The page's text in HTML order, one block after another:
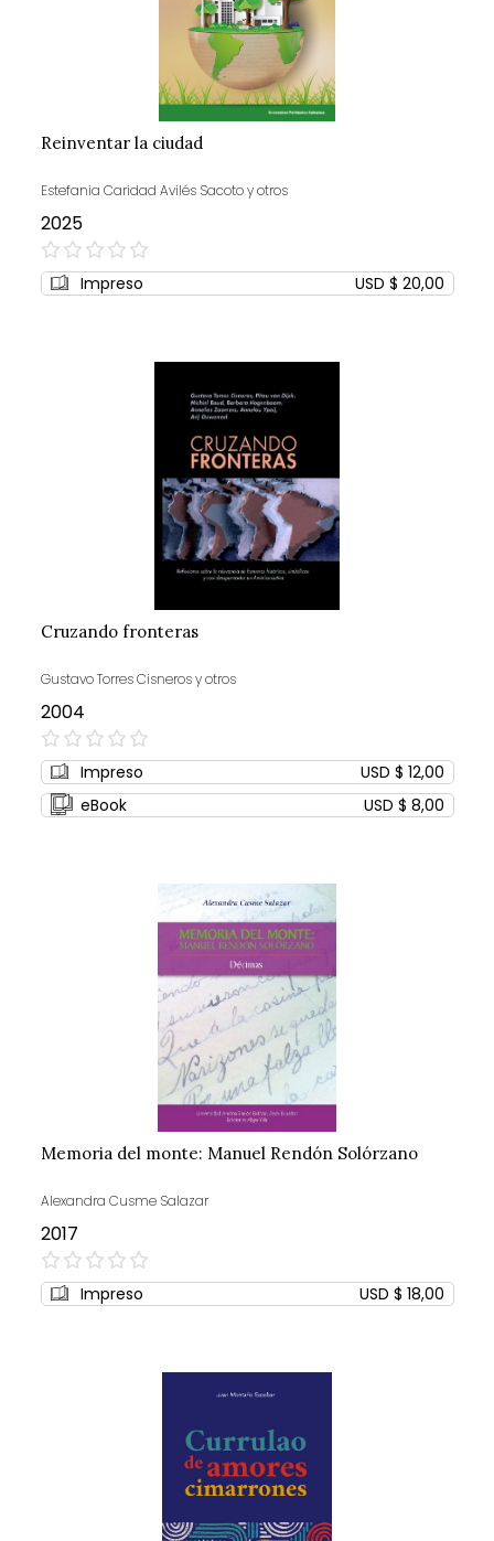
Reinventar la ciudad
Estefania Caridad Avilés Sacoto y otros
2025
0%
Impreso USD $ 20,00
Cruzando fronteras
Gustavo Torres Cisneros y otros
2004
0%
Impreso
USD $ 12,00
eBook
USD $ 8,00
Memoria del monte: Manuel Rendón Solórzano
Alexandra Cusme Salazar
2017
0%
Impreso USD $ 18,00